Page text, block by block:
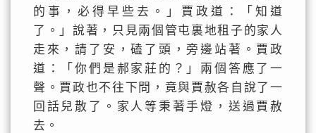
的事，必得早些去。」賈政道：「知道
了。」說著，只見兩個管屯裏地租子的家人
走來，請了安，磕了頭，旁邊站著。賈政
道：「你們是郝家莊的？」兩個答應了一
聲。賈政也不往下問，竟與賈赦各自說了一
回話兒散了。家人等秉著手燈，送過賈赦
去。